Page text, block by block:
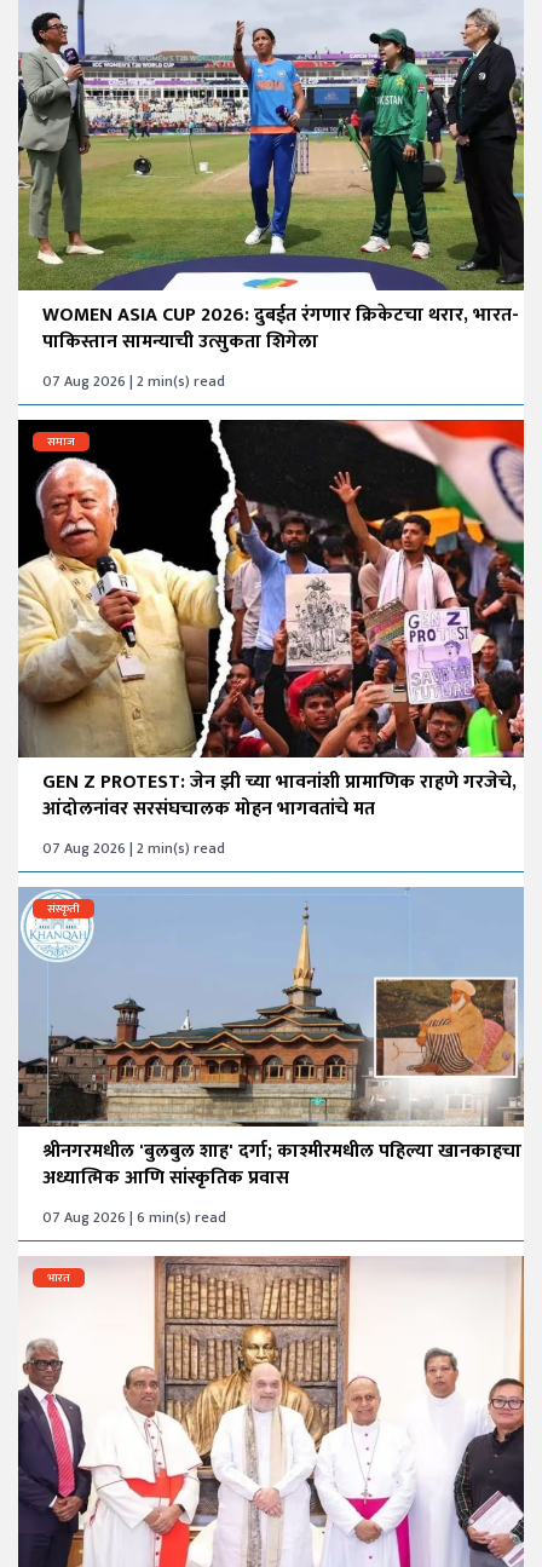
WOMEN ASIA CUP 2026: दुबईत रंगणार क्रिकेटचा थरार, भारत-
पाकिस्तान सामन्याची उत्सुकता शिगेला
07 Aug 2026 | 2 min(s) read
समाज
GEN Z PROTEST: जेन झी च्या भावनांशी प्रामाणिक राहणे गरजेचे,
आंदोलनांवर सरसंघचालक मोहन भागवतांचे मत
07 Aug 2026 | 2 min(s) read
संस्कृती
श्रीनगरमधील 'बुलबुल शाह' दर्गा; काश्मीरमधील पहिल्या खानकाहचा
अध्यात्मिक आणि सांस्कृतिक प्रवास
07 Aug 2026 | 6 min(s) read
भारत